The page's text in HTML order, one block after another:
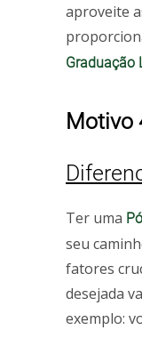
aproveite
Graduação
Motivo
Ter uma
seu
fatores
desejada
exemplo: